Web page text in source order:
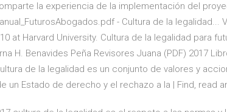
la experiencia de la implementación del
- Cultura de la legalidad...
at Harvard University. Cultura de la legalidad para
H. Benavides Peña Revisores Juana (PDF) 2017
de la legalidad es un conjunto de valores y
un Estado de derecho y el rechazo a la | Find, read